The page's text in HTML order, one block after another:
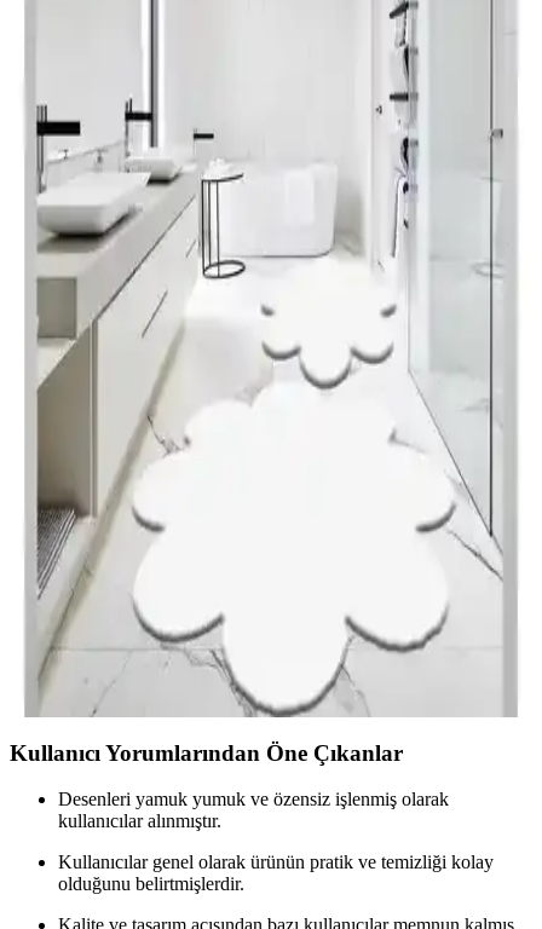
Madame Coco Mathılda ve Emele 2'li Banyo
Madame Coco'nun Mathılda ve Emele serileri, şıklık ve konforu bir
arada sunuyor. Her iki paspasın özellikleri, kullanıcı yorumları ve
performansları detaylı incelenerek, ihtiyaçlara en uygun olanı
seçmenize rehberlik ediliyor.
Madame Coco Carol ve Emele Banyo Paspası
Karşılaştırması: Özellikler ve Kullanıcı Yorumları
Madame Coco Carol ve Emele paspasları, şık tasarımı ve
fonksiyonelliğiyle öne çıkıyor. Kaymaz tabanları ve yumuşak
dokuları sayesinde banyoda güvenli ve konforlu kullanım sunar.
Banyo Paspası Karşılaştırması: Mikrofiber ve Peluş
Modellerin Özellikleri
İki popüler banyo paspasını karşılaştırıyoruz. Mikrofiber ve peluş
modellerin özellikleri, güvenlik ve konfor avantajlarıyla banyonuz
için en uygun seçimi yapmanıza yardımcı oluyor.
Banyo Paspası Karşılaştırması: Balat Halı ve Keyfi
Sepet Modellerinin Özellikleri
Balat Halı ve Keyfi Sepet paspaslarının özellikleri, avantajları ve
kullanıcı yorumlarıyla detaylı karşılaştırması, ihtiyaçlarınıza en
uygun banyo paspasını seçmenize yardımcı olur.
Kullanıcı Yorumlarından Öne Çıkanlar
Desenleri yamuk yumuk ve özensiz işlenmiş olarak
kullanıcılar alınmıştır.
Kullanıcılar genel olarak ürünün pratik ve temizliği kolay
olduğunu belirtmişlerdir.